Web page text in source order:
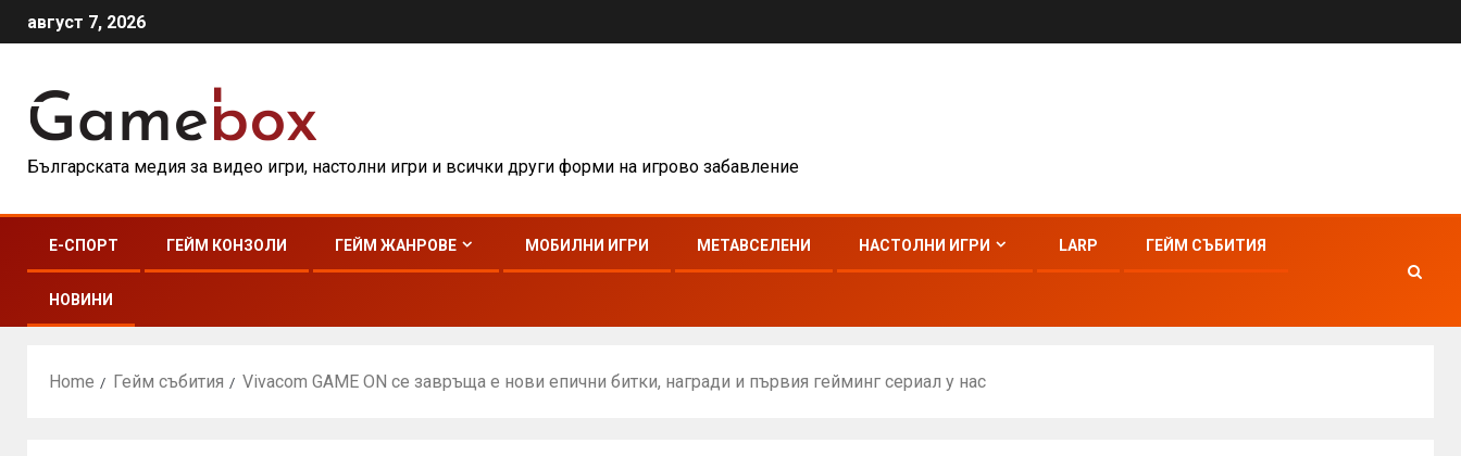
август 7, 2026
Българската медия за видео игри, настолни игри и всички други форми на игрово забавление
E-СПОРТ ГЕЙМ КОНЗОЛИ ГЕЙМ ЖАНРОВЕ МОБИЛНИ ИГРИ МЕТАВСЕЛЕНИ НАСТОЛНИ ИГРИ LARP ГЕЙМ СЪБИТИЯ
НОВИНИ
Home Гейм събития Vivacom GAME ON се завръща е нови епични битки, награди и първия гейминг сериал у нас